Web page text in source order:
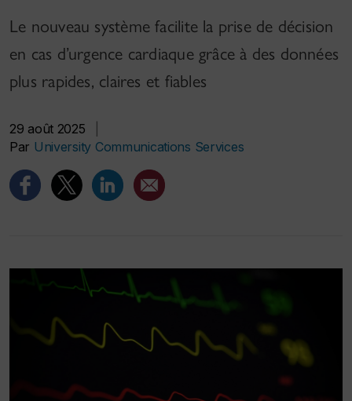
Le nouveau système facilite la prise de décision
en cas d’urgence cardiaque grâce à des données
plus rapides, claires et fiables
29 août 2025
Par University Communications Services